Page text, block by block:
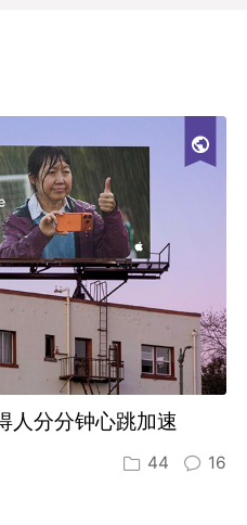
人分分钟心跳加速
44 16